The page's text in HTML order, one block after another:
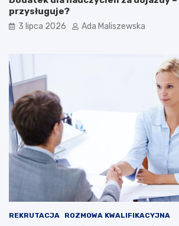
przysługuje?
3 lipca 2026 Ada Maliszewska
REKRUTACJA ROZMOWA KWALIFIKACYJNA